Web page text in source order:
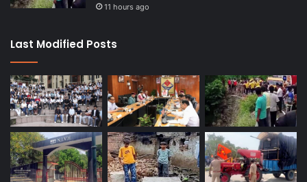
11 hours ago
Last Modified Posts